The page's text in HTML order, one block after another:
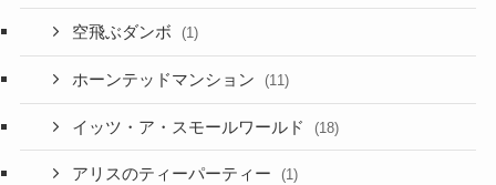
空飛ぶダンボ (1)
ホーンテッドマンション (11)
イッツ・ア・スモールワールド (18)
アリスのティーパーティー (1)